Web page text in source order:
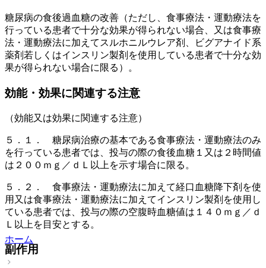
糖尿病の食後過血糖の改善（ただし、食事療法・運動療法を
行っている患者で十分な効果が得られない場合、又は食事療
法・運動療法に加えてスルホニルウレア剤、ビグアナイド系
薬剤若しくはインスリン製剤を使用している患者で十分な効
果が得られない場合に限る）。
効能・効果に関連する注意
（効能又は効果に関連する注意）
５．１． 糖尿病治療の基本である食事療法・運動療法のみ
を行っている患者では、投与の際の食後血糖１又は２時間値
は２００ｍｇ／ｄＬ以上を示す場合に限る。
５．２． 食事療法・運動療法に加えて経口血糖降下剤を使
用又は食事療法・運動療法に加えてインスリン製剤を使用し
ている患者では、投与の際の空腹時血糖値は１４０ｍｇ／ｄ
Ｌ以上を目安とする。
副作用
ホーム